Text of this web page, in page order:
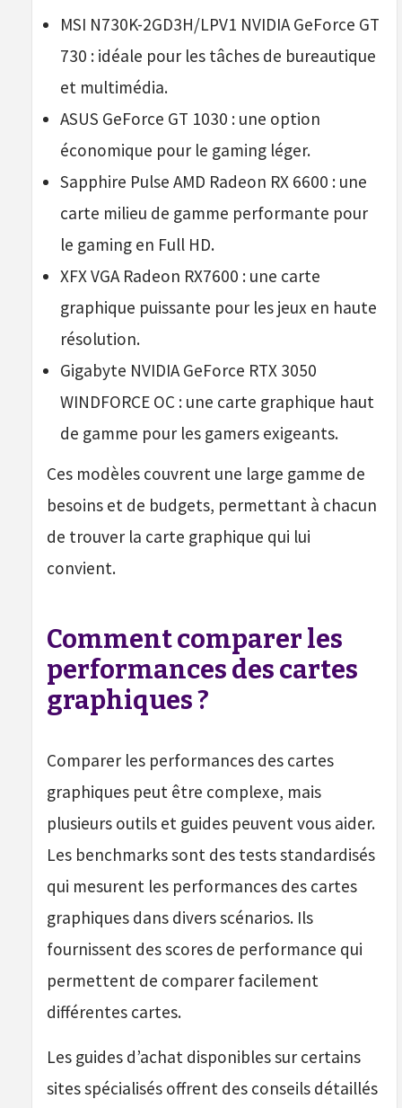
MSI N730K-2GD3H/LPV1 NVIDIA GeForce GT
730 : idéale pour les tâches de bureautique
et multimédia.
ASUS GeForce GT 1030 : une option
économique pour le gaming léger.
Sapphire Pulse AMD Radeon RX 6600 : une
carte milieu de gamme performante pour
le gaming en Full HD.
XFX VGA Radeon RX7600 : une carte
graphique puissante pour les jeux en haute
résolution.
Gigabyte NVIDIA GeForce RTX 3050
WINDFORCE OC : une carte graphique haut
de gamme pour les gamers exigeants.
Ces modèles couvrent une large gamme de
besoins et de budgets, permettant à chacun
de trouver la carte graphique qui lui
convient.
Comment comparer les
performances des cartes
graphiques ?
Comparer les performances des cartes
graphiques peut être complexe, mais
plusieurs outils et guides peuvent vous aider.
Les benchmarks sont des tests standardisés
qui mesurent les performances des cartes
graphiques dans divers scénarios. Ils
fournissent des scores de performance qui
permettent de comparer facilement
différentes cartes.
Les guides d’achat disponibles sur certains
sites spécialisés offrent des conseils détaillés